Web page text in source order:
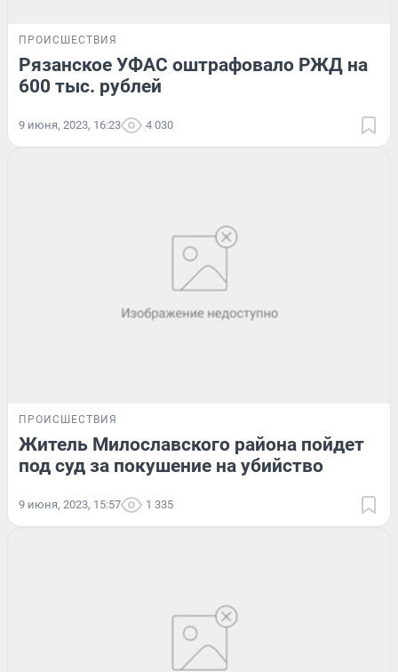
ПРОИСШЕСТВИЯ
Рязанское УФАС оштрафовало РЖД на
600 тыс. рублей
9 июня, 2023, 16:23 4 030
ПРОИСШЕСТВИЯ
Житель Милославского района пойдет
под суд за покушение на убийство
9 июня, 2023, 15:57 1 335